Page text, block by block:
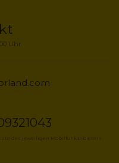
Uhr
des jeweiligen Mobilfunkanbieters